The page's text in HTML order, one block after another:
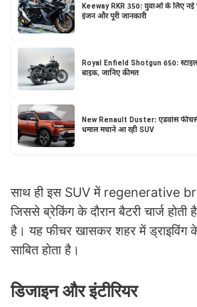
Keeway RKR 350: युवाओं के लिए नई
इंजन और पूरी जानकारी
Royal Enfield Shotgun 650: स्टाइल,
बाइक, जानिए कीमत
New Renault Duster: एडवांस
धमाल मचाने आ रही SUV
साथ ही इस SUV में regenerative
जिससे ब्रेकिंग के दौरान बैटरी चार्ज होती
है। यह फीचर खासकर शहर में ड्राइविंग के
साबित होता है।
डिजाइन और इंटीरियर